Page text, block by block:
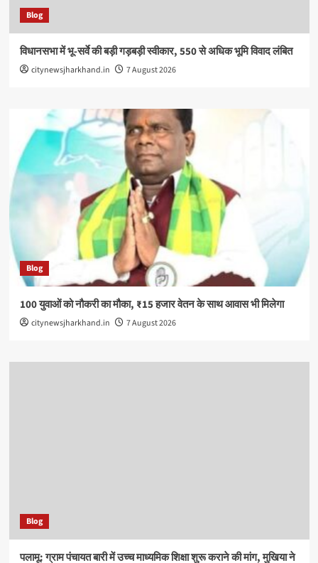
Blog
विधानसभा में भू-सर्वे की बड़ी गड़बड़ी स्वीकार, 550 से अधिक भूमि विवाद लंबित
citynewsjharkhand.in 7 August 2026
Blog
100 युवाओं को नौकरी का मौका, ₹15 हजार वेतन के साथ आवास भी मिलेगा
citynewsjharkhand.in 7 August 2026
Blog
पलामू: ग्राम पंचायत बारी में उच्च माध्यमिक शिक्षा शुरू कराने की मांग, मुखिया ने